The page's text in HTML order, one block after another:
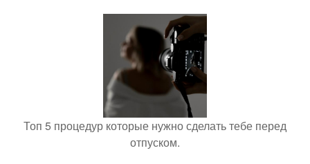
Топ 5 процедур которые нужно сделать тебе перед
отпуском.